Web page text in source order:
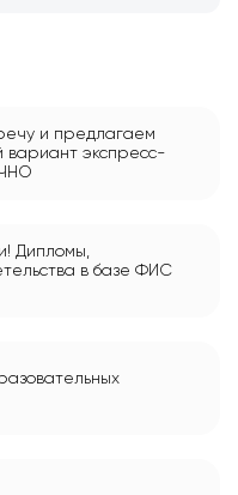
и предлагаем
вариант экспресс-
Дипломы,
в базе ФИС